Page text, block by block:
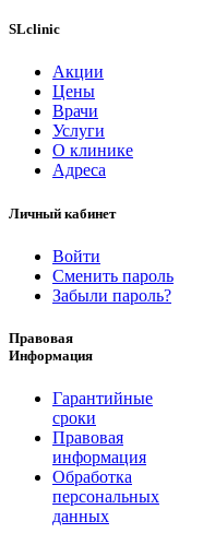
SLclinic
Акции
Цены
Врачи
Услуги
О клинике
Адреса
Личный кабинет
Войти
Сменить пароль
Забыли пароль?
Правовая
Информация
Гарантийные
сроки
Правовая
информация
Обработка
персональных
данных